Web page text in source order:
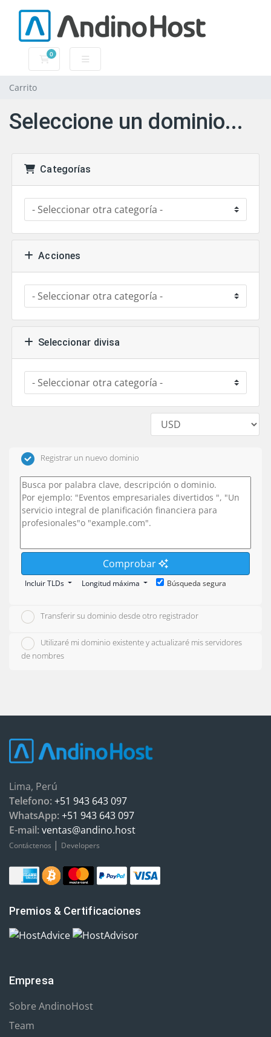
0
Carrito
Carrito
Seleccione un dominio...
Categorías
Acciones
Seleccionar divisa
Registrar un nuevo dominio
Comprobar
Incluir TLDs Longitud máxima Búsqueda segura
Transferir su dominio desde otro registrador
Utilizaré mi dominio existente y actualizaré mis servidores
de nombres
Lima, Perú
Telefono:+51 943 643 097
WhatsApp:+51 943 643 097
E-mail:ventas@andino.host
Contáctenos | Developers
Premios & Certificaciones
Empresa
Sobre AndinoHost
Team